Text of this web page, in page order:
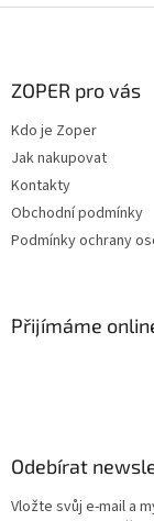
ZOPER pro vás
Kdo je Zoper
Jak nakupovat
Kontakty
Obchodní podmínky
Podmínky ochrany
Přijímáme
Odebírat
Vložte svůj e-mail a